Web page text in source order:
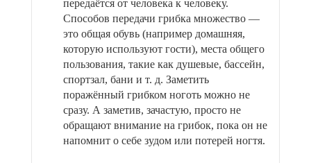
передаётся от человека к человеку.
Способов передачи грибка множество —
это общая обувь (например домашняя,
которую используют гости), места общего
пользования, такие как душевые, бассейн,
спортзал, бани и т. д. Заметить
поражённый грибком ноготь можно не
сразу. А заметив, зачастую, просто не
обращают внимание на грибок, пока он не
напомнит о себе зудом или потерей ногтя.